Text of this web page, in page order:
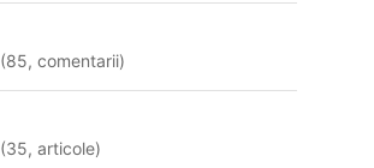
(85,comentarii)
(35,articole)